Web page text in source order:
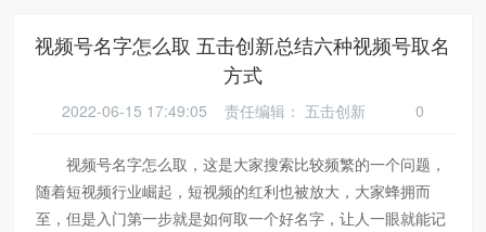
视频号名字怎么取 五击创新总结六种视频号取名
方式
2022-06-15 17:49:05 责任编辑： 五击创新 0
视频号名字怎么取，这是大家搜索比较频繁的一个问题，
随着短视频行业崛起，短视频的红利也被放大，大家蜂拥而
至，但是入门第一步就是如何取一个好名字，让人一眼就能记